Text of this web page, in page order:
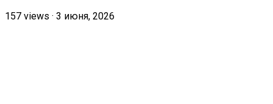
157 views · 3 июня, 2026